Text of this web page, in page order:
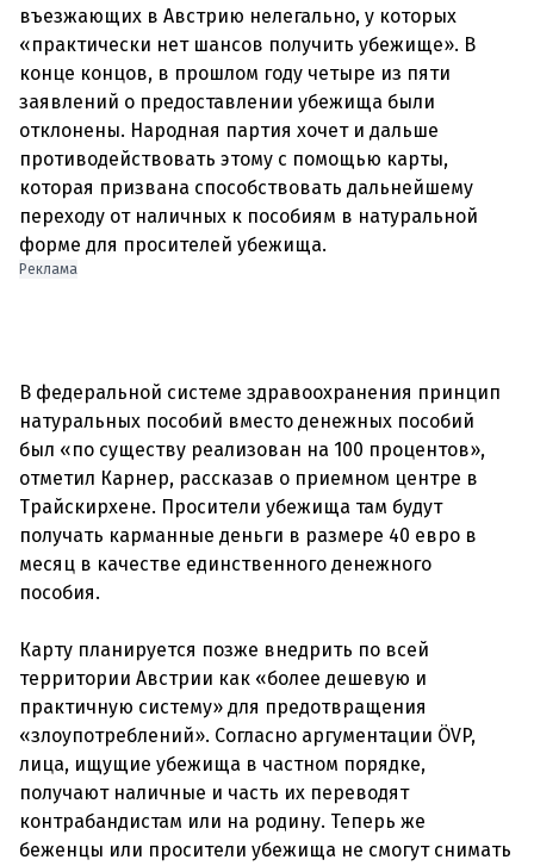
въезжающих в Австрию нелегально, у которых
«практически нет шансов получить убежище». В
конце концов, в прошлом году четыре из пяти
заявлений о предоставлении убежища были
отклонены. Народная партия хочет и дальше
противодействовать этому с помощью карты,
которая призвана способствовать дальнейшему
переходу от наличных к пособиям в натуральной
Реклама
В федеральной системе здравоохранения принцип
натуральных пособий вместо денежных пособий
был «по существу реализован на 100 процентов»,
отметил Карнер, рассказав о приемном центре в
Трайскирхене. Просители убежища там будут
получать карманные деньги в размере 40 евро в
месяц в качестве единственного денежного
пособия.
Карту планируется позже внедрить по всей
территории Австрии как «более дешевую и
практичную систему» ​​для предотвращения
«злоупотреблений». Согласно аргументации ÖVP,
лица, ищущие убежища в частном порядке,
получают наличные и часть их переводят
контрабандистам или на родину. Теперь же
беженцы или просители убежища не смогут снимать